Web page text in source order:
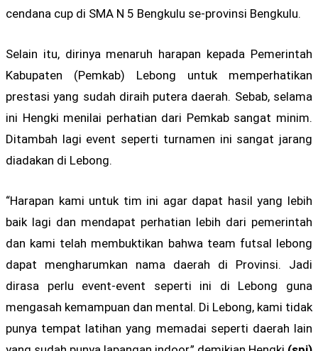
cendana cup di SMA N 5 Bengkulu se-provinsi Bengkulu.
Selain itu, dirinya menaruh harapan kepada Pemerintah
Kabupaten (Pemkab) Lebong untuk memperhatikan
prestasi yang sudah diraih putera daerah. Sebab, selama
ini Hengki menilai perhatian dari Pemkab sangat minim.
Ditambah lagi event seperti turnamen ini sangat jarang
diadakan di Lebong.
“Harapan kami untuk tim ini agar dapat hasil yang lebih
baik lagi dan mendapat perhatian lebih dari pemerintah
dan kami telah membuktikan bahwa team futsal lebong
dapat mengharumkan nama daerah di Provinsi. Jadi
dirasa perlu event-event seperti ini di Lebong guna
mengasah kemampuan dan mental. Di Lebong, kami tidak
punya tempat latihan yang memadai seperti daerah lain